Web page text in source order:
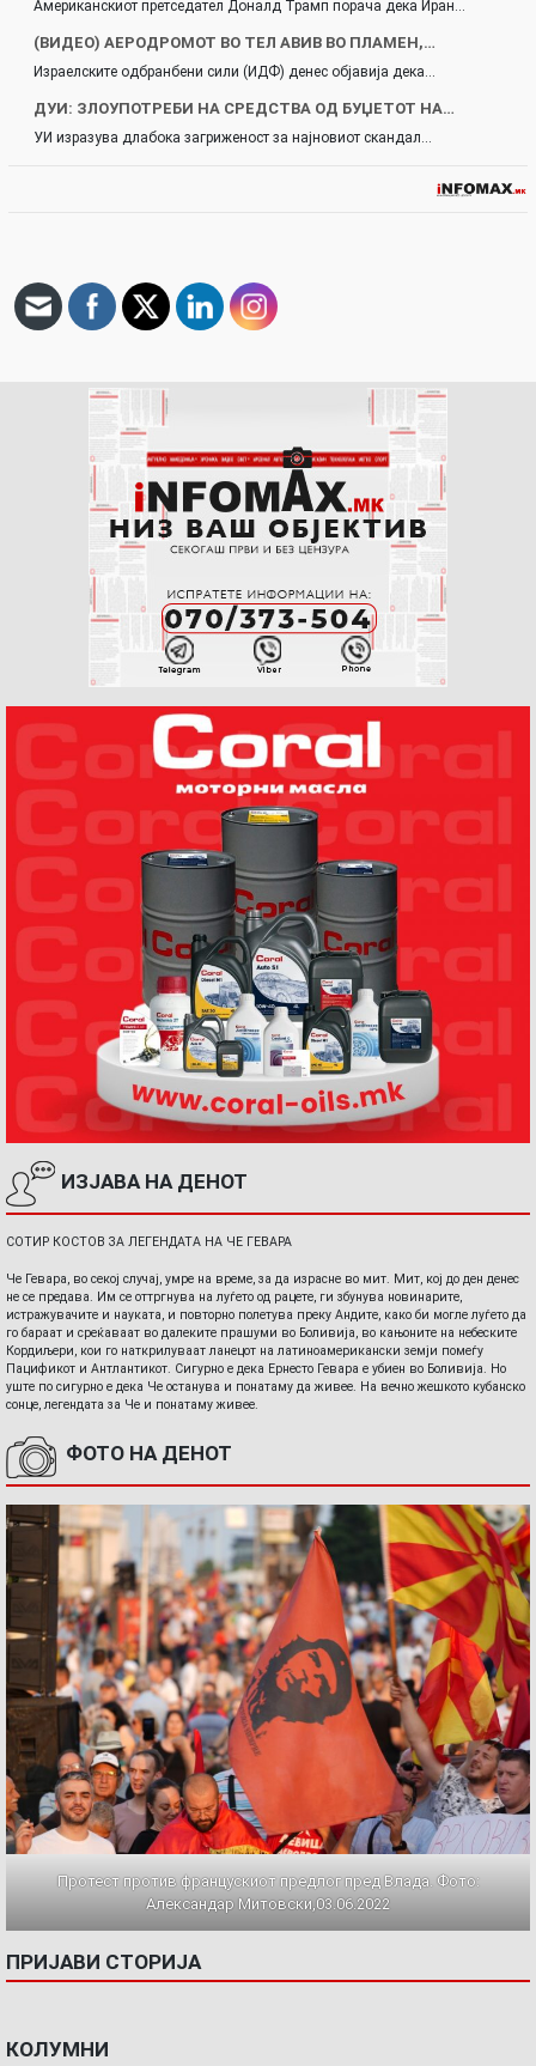
Американскиот претседател Доналд Трамп порача дека Иран…
(ВИДЕО) АЕРОДРОМОТ ВО ТЕЛ АВИВ ВО ПЛАМЕН,…
Израелските одбранбени сили (ИДФ) денес објавија дека…
ДУИ: ЗЛОУПОТРЕБИ НА СРЕДСТВА ОД БУЏЕТОТ НА…
УИ изразува длабока загриженост за најновиот скандал…
ИЗЈАВА НА ДЕНОТ
СОТИР КОСТОВ ЗА ЛЕГЕНДАТА НА ЧЕ ГЕВАРА
Че Гевара, во секој случај, умре на време, за да израсне во мит. Мит, кој до ден денес
не се предава. Им се оттргнува на луѓето од рацете, ги збунува новинарите,
истражувачите и науката, и повторно полетува преку Андите, како би могле луѓето да
го бараат и среќаваат во далеките прашуми во Боливија, во кањоните на небеските
Кордиљери, кои го наткрилуваат ланецот на латиноамерикански земји помеѓу
Пацификот и Антлантикот. Сигурно е дека Ернесто Гевара е убиен во Боливија. Но
уште по сигурно е дека Че останува и понатаму да живее. На вечно жешкото кубанско
сонце, легендата за Че и понатаму живее.
ФОТО НА ДЕНОТ
Протест против францускиот предлог пред Влада. Фото:
Александар Митовски,03.06.2022
ПРИЈАВИ СТОРИЈА
КОЛУМНИ